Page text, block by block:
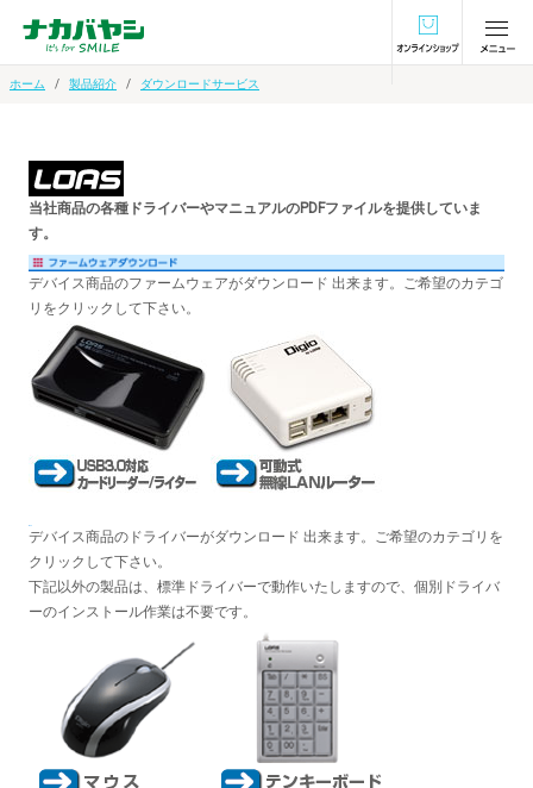
オンラインショ
ホーム 製品紹介 ダウンロードサービス
当社商品の各種ドライバーやマニュアルのPDFファイルを提供していま
す。
デバイス商品のファームウェアがダウンロード 出来ます。ご希望のカテゴ
リをクリックして下さい。
デバイス商品のドライバーがダウンロード 出来ます。ご希望のカテゴリを
クリックして下さい。
下記以外の製品は、標準ドライバーで動作いたしますので、個別ドライバ
ーのインストール作業は不要です。